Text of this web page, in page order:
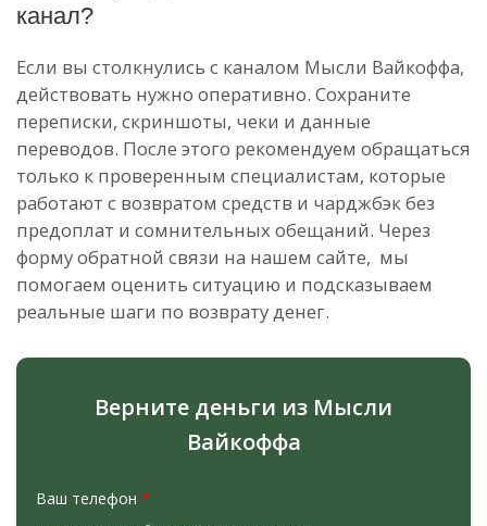
канал?
Если вы столкнулись с каналом Мысли Вайкоффа,
действовать нужно оперативно. Сохраните
переписки, скриншоты, чеки и данные
переводов. После этого рекомендуем обращаться
только к проверенным специалистам, которые
работают с возвратом средств и чарджбэк без
предоплат и сомнительных обещаний. Через
форму обратной связи на нашем сайте, мы
помогаем оценить ситуацию и подсказываем
реальные шаги по возврату денег.
Верните деньги из Мысли
Вайкоффа
Ваш телефон *